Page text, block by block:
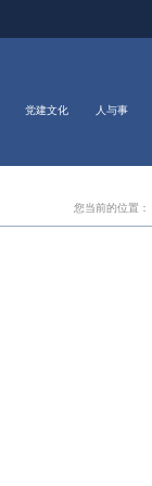
党建文化 人与事
您当前的位置：